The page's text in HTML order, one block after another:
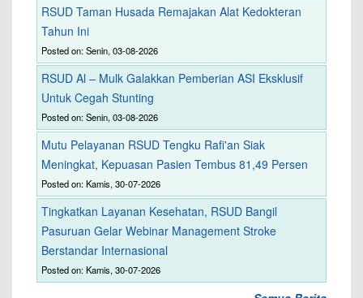
RSUD Taman Husada Remajakan Alat Kedokteran
Tahun Ini
Posted on: Senin, 03-08-2026
RSUD Al – Mulk Galakkan Pemberian ASI Eksklusif
Untuk Cegah Stunting
Posted on: Senin, 03-08-2026
Mutu Pelayanan RSUD Tengku Rafi'an Siak
Meningkat, Kepuasan Pasien Tembus 81,49 Persen
Posted on: Kamis, 30-07-2026
Tingkatkan Layanan Kesehatan, RSUD Bangil
Pasuruan Gelar Webinar Management Stroke
Berstandar Internasional
Posted on: Kamis, 30-07-2026